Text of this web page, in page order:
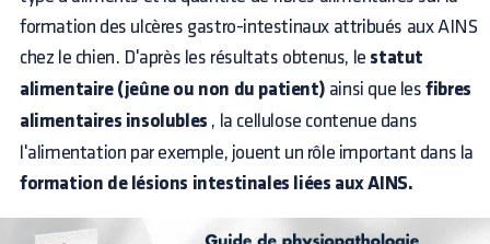
formation des ulcères gastro-intestinaux attribués aux AINS
chez le chien. D'après les résultats obtenus, le statut
alimentaire (jeûne ou non du patient) ainsi que lesfibres
alimentaires insolubles , la cellulose contenue dans
l'alimentation par exemple, jouent un rôle important dans la
formation de lésions intestinales liées aux AINS.